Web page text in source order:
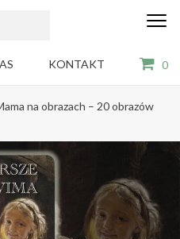
KONTAKT 0
Gry,
i
książki
dla
na obrazach – 20 obrazów